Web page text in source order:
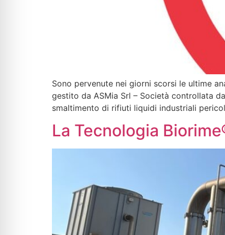
Sono pervenute nei giorni scorsi le ultime
gestito da ASMia Srl – Società controllata
smaltimento di rifiuti liquidi industriali
La Tecnologia